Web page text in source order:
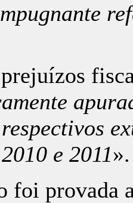
e 2011».
provada a